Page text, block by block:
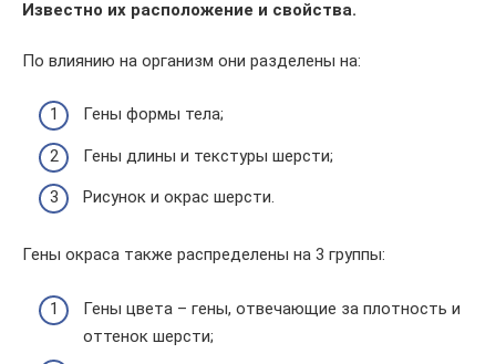
Известно их расположение и свойства.
По влиянию на организм они разделены на:
Гены формы тела;
Гены длины и текстуры шерсти;
Рисунок и окрас шерсти.
Гены окраса также распределены на 3 группы:
Гены цвета – гены, отвечающие за плотность и
оттенок шерсти;